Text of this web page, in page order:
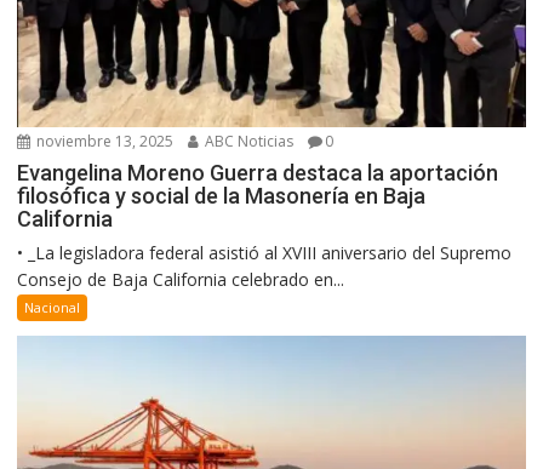
noviembre 13, 2025 ABC Noticias 0
Evangelina Moreno Guerra destaca la aportación
filosófica y social de la Masonería en Baja
California
• _La legisladora federal asistió al XVIII aniversario del Supremo
Consejo de Baja California celebrado en...
Nacional